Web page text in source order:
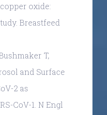
oxide:
Breastfeed
T,
and Surface
2 as
CoV-1. N Engl